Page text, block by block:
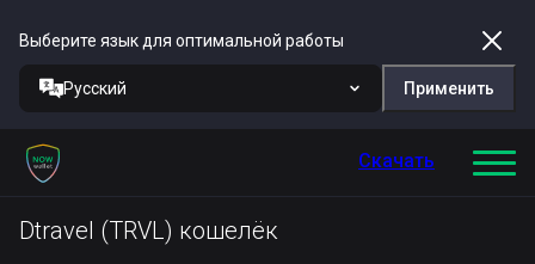
Выберите язык для оптимальной работы
Русский Применить
Скачать
Dtravel (TRVL) кошелёк